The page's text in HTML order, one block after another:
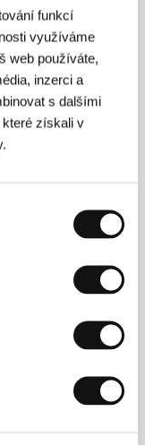
funkcí
využíváme
web používáte,
inzerci a
s dalšími
které získali v
(1942),
(1945),
Doktor